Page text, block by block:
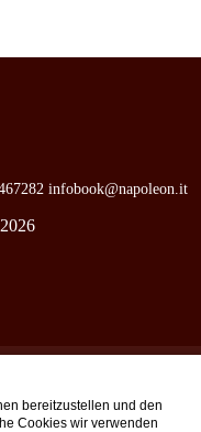
bereitzustellen und den
Cookies wir verwenden
infobook@napoleon.it